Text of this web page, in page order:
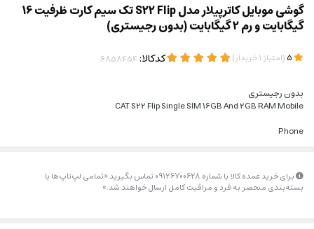
گوشی موبایل کاترپیلار مدل S22 Flip تک سیم کارت ظرفیت 16
گیگابایت و رم 2 گیگابایت (بدون رجیستری)
(امتیاز 1خریدار) کدکالا:
بدون رجیستری
CAT S22 Flip Single SIM 16GB And 2GB RAM Mobile
Phone
برای خرید عمده کالا با شماره 09126700628 تماس بگیرید.«تمامی لپ‌تاپ‌ها با
بسته‌بندی منحصر به فرد و مراقبت کامل ارسال خواهند شد.»